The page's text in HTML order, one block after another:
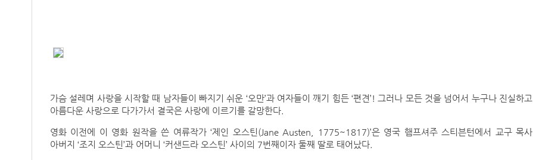
가슴 설레며 사랑을 시작할 때 남자들이 빠지기 쉬운 ‘오만’과 여자들이 깨기 힘든 ‘편견’! 그러나 모든 것을 넘어서 누구나 진실하고
아름다운 사랑으로 다가가서 결국은 사랑에 이르기를 갈망한다.
영화 이전에 이 영화 원작을 쓴 여류작가 ‘제인 오스틴(Jane Austen, 1775~1817)’은 영국 햄프셔주 스티븐턴에서 교구 목사
아버지 ‘조지 오스틴’과 어머니 ‘커샌드라 오스틴’ 사이의 7번째이자 둘째 딸로 태어났다.